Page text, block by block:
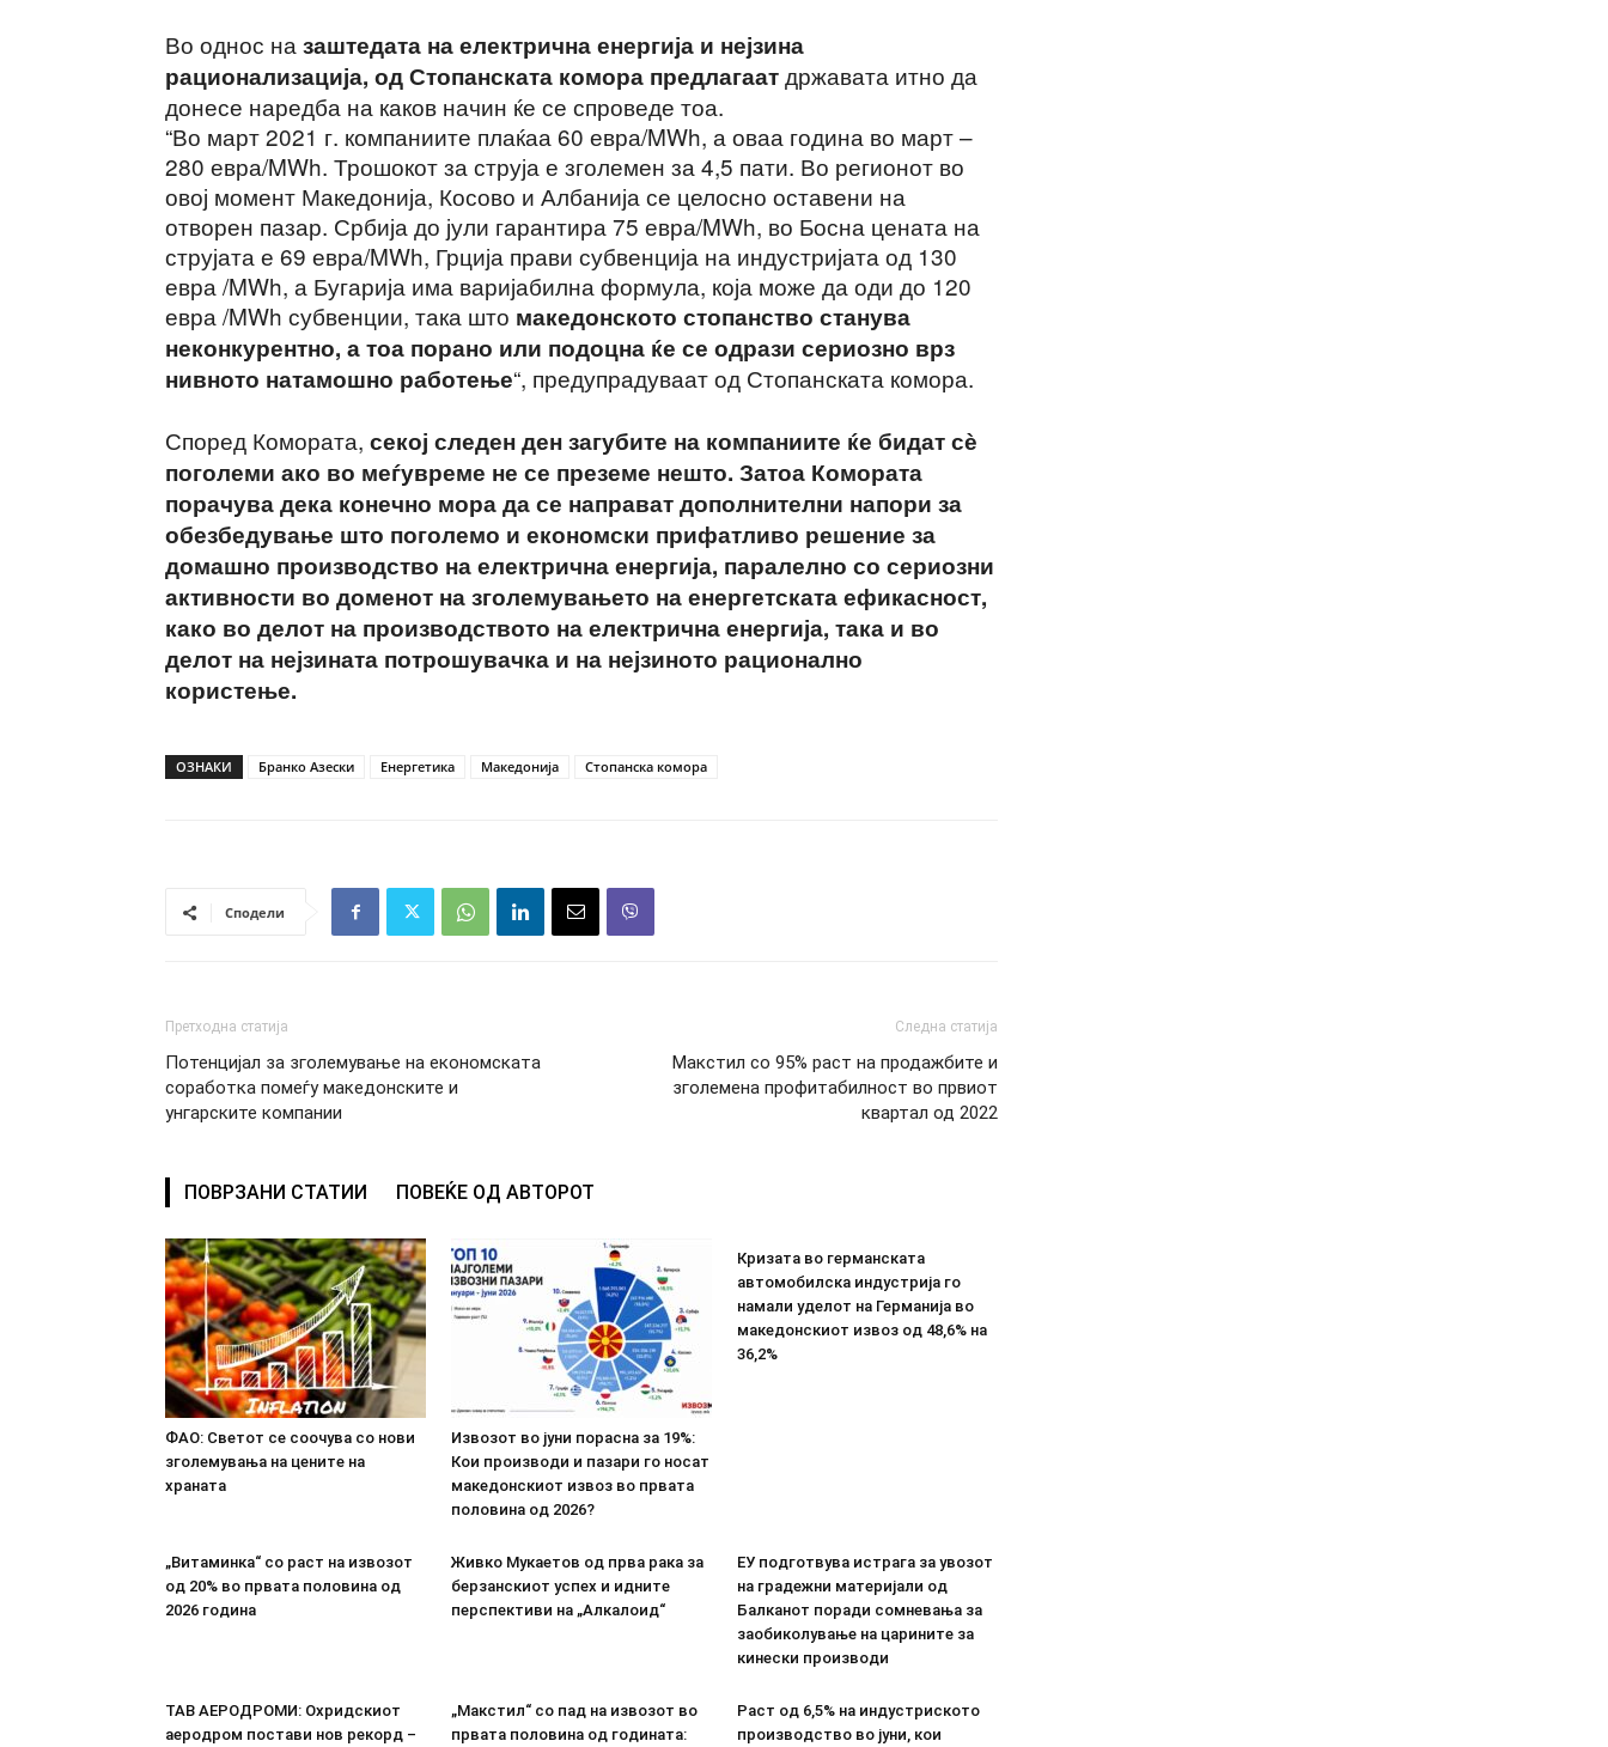
Во однос на заштедата на електрична енергија и нејзина
рационализација, од Стопанската комора предлагаатдржавата итно да
донесе наредба на каков начин ќе се спроведе тоа.
“Во март 2021 г. компаниите плаќаа 60 евра/MWh, а оваа година во март –
280 евра/MWh. Трошокот за струја е зголемен за 4,5 пати. Во регионот во
овој момент Македонија, Косово и Албанија се целосно оставени на
отворен пазар. Србија до јули гарантира 75 евра/MWh, во Босна цената на
струјата е 69 евра/MWh, Грција прави субвенција на индустријата од 130
евра /MWh, а Бугарија има варијабилна формула, која може да оди до 120
евра /MWh субвенции, така што македонското стопанство станува
неконкурентно, а тоа порано или подоцна ќе се одрази сериозно врз
нивното натамошно работење“, предупрадуваат од Стопанската комора.
Според Комората, секој следен ден загубите на компаниите ќе бидат сѐ
поголеми ако во меѓувреме не се преземе нешто. Затоа Комората
порачува дека конечно мора да се направат дополнителни напори за
обезбедување што поголемо и економски прифатливо решение за
домашно производство на електрична енергија, паралелно со сериозни
активности во доменот на зголемувањето на енергетската ефикасност,
како во делот на производството на електрична енергија, така и во
делот на нејзината потрошувачка и на нејзиното рационално
користење.
ОЗНАКИ Бранко Азески Енергетика Македонија Стопанска комора
Сподели
Претходна статија
Потенцијал за зголемување на економската
соработка помеѓу македонските и
унгарските компании
Следна статија
Макстил со 95% раст на продажбите и
зголемена профитабилност во првиот
квартал од 2022
ПОВРЗАНИ СТАТИИ ПОВЕЌЕ ОД АВТОРОТ
ФАО: Светот се соочува со нови
зголемувања на цените на
храната
Извозот во јуни порасна за 19%:
Кои производи и пазари го носат
македонскиот извоз во првата
половина од 2026?
Кризата во германската
автомобилска индустрија го
намали уделот на Германија во
македонскиот извоз од 48,6% на
36,2%
„Витаминка“ со раст на извозот
од 20% во првата половина од
2026 година
Живко Мукаетов од прва рака за
берзанскиот успех и идните
перспективи на „Алкалоид“
ЕУ подготвува истрага за увозот
на градежни материјали од
Балканот поради сомневања за
заобиколување на царините за
кинески производи
ТАВ АЕРОДРОМИ: Охридскиот
аеродром постави нов рекорд –
„Макстил“ со пад на извозот во
првата половина од годината:
Раст од 6,5% на индустриското
производство во јуни, кои